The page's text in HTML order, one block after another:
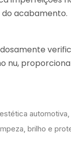
acabamento.
nu,
brilho e